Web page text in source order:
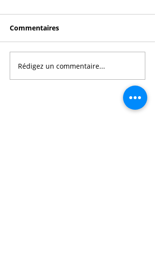
Au Campus une
première soirée
Commentaires
Rédigez un commentaire...